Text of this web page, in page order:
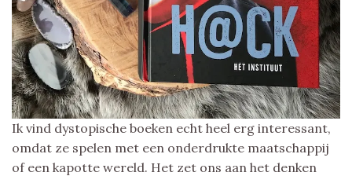
Ik vind dystopische boeken echt heel erg interessant,
omdat ze spelen met een onderdrukte maatschappij
of een kapotte wereld. Het zet ons aan het denken